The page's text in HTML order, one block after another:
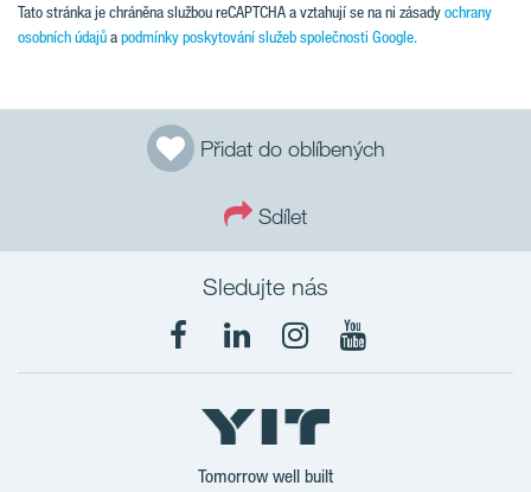
Přidat do oblíbených
Sdílet
Tato stránka je chráněna službou reCAPTCHA a vztahují se na ni zásadyochrany
osobních údajůapodmínky poskytování služeb společnosti Google.
Sledujte nás
Tomorrow well built